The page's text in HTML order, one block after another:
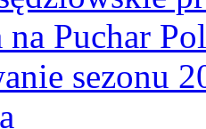
na Puchar
sezonu